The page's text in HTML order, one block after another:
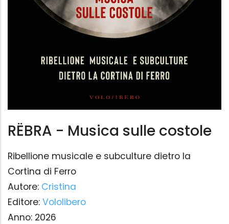
RËBRA - Musica sulle costole
Ribellione musicale e subculture dietro la
Cortina di Ferro
Autore: Cristina
Editore: Vololibero
Anno: 2026